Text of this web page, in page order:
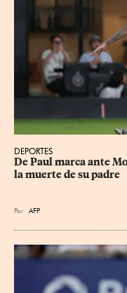
DEPORTES
De Paul marca ante
la muerte de su padre
Por AFP